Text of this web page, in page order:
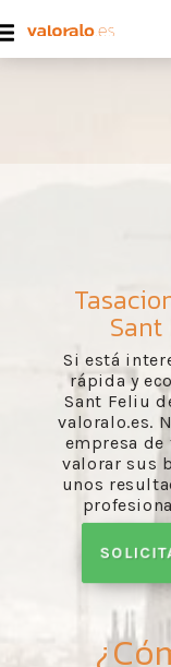
Si está
rápida y
Sant Feliu
valoralo.es.
empresa de
valorar sus
unos